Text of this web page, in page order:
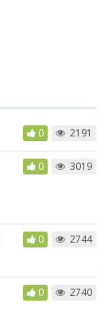
0 2191
0 3019
0 2744
0 2740